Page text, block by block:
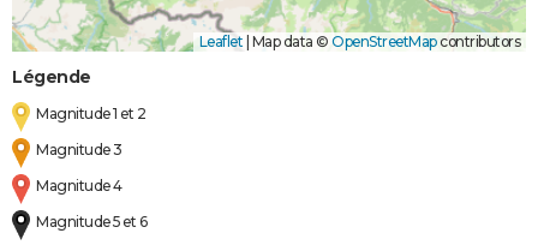
Leaflet | Map data © OpenStreetMapcontributors
Légende
Magnitude 1 et 2
Magnitude 3
Magnitude 4
Magnitude 5 et 6